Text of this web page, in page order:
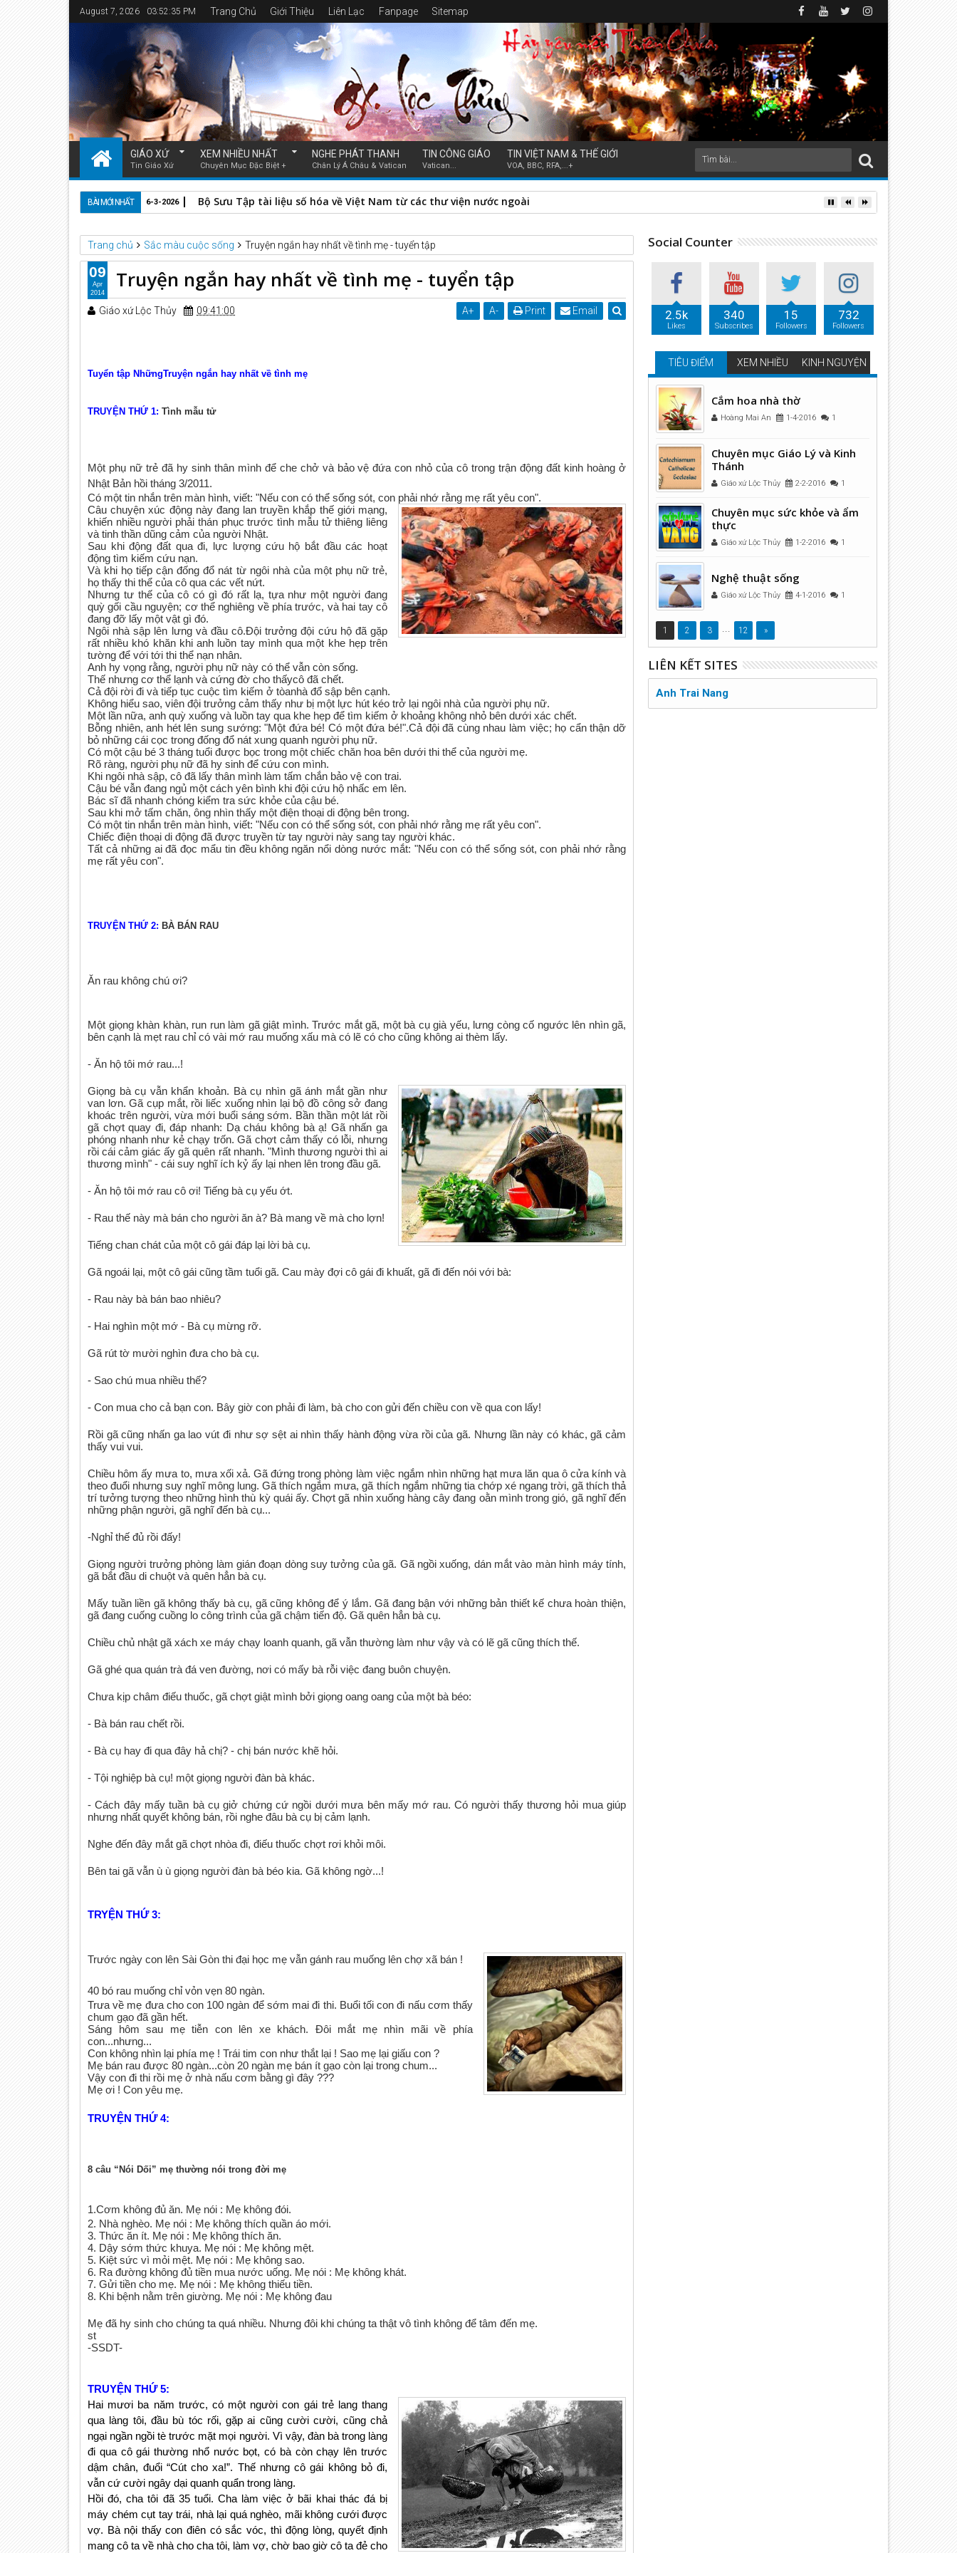
August 7, 2026 03:52:36 PM Trang Chủ Giới Thiệu Liên Lạc Fanpage Sitemap
GIÁO XỨ
Tin Giáo Xứ
XEM NHIỀU NHẤT
Chuyên Mục Đặc Biệt +
NGHE PHÁT THANH
Chân Lý Á Châu & Vatican
TIN CÔNG GIÁO
Vatican...
TIN VIỆT NAM & THẾ GIỚI
VOA, BBC, RFA,...+
BÀI MỚI NHẤT Bộ Sưu Tập tài liệu số hóa về Việt Nam từ các thư viện nước ngoài
6-3-2026
Trang chủ Sắc màu cuộc sống Truyện ngắn hay nhất về tình mẹ - tuyển tập
Truyện ngắn hay nhất về tình mẹ - tuyển tập
Giáo xứ Lộc Thủy 09:41:00 A+ A- Print Email
Tuyển tập NhữngTruyện ngắn hay nhất về tình mẹ
TRUYỆN THỨ 1: Tình mẫu tử
Một phụ nữ trẻ đã hy sinh thân mình để che chở và bảo vệ đứa con nhỏ của cô trong trận động đất kinh hoàng ở
Nhật Bản hồi tháng 3/2011.
Có một tin nhắn trên màn hình, viết: "Nếu con có thể sống sót, con phải nhớ rằng mẹ rất yêu con".
Câu chuyện xúc động này đang lan truyền khắp thế giới mạng,
khiến nhiều người phải thán phục trước tình mẫu tử thiêng liêng
và tinh thần dũng cảm của người Nhật.
Sau khi động đất qua đi, lực lượng cứu hộ bắt đầu các hoạt
động tìm kiếm cứu nạn.
Và khi họ tiếp cận đống đổ nát từ ngôi nhà của một phụ nữ trẻ,
họ thấy thi thể của cô qua các vết nứt.
Nhưng tư thế của cô có gì đó rất lạ, tựa như một người đang
quỳ gối cầu nguyện; cơ thể nghiêng về phía trước, và hai tay cô
đang đỡ lấy một vật gì đó.
Ngôi nhà sập lên lưng và đầu cô.Đội trưởng đội cứu hộ đã gặp
rất nhiều khó khăn khi anh luồn tay mình qua một khe hẹp trên
tường để với tới thi thể nạn nhân.
Anh hy vọng rằng, người phụ nữ này có thể vẫn còn sống.
Thế nhưng cơ thể lạnh và cứng đờ cho thấycô đã chết.
Cả đội rời đi và tiếp tục cuộc tìm kiếm ở tòanhà đổ sập bên cạnh.
Không hiểu sao, viên đội trưởng cảm thấy như bị một lực hút kéo trở lại ngôi nhà của người phụ nữ.
Một lần nữa, anh quỳ xuống và luồn tay qua khe hẹp để tìm kiếm ở khoảng không nhỏ bên dưới xác chết.
Bỗng nhiên, anh hét lên sung sướng: "Một đứa bé! Có một đứa bé!".Cả đội đã cùng nhau làm việc; họ cẩn thận dỡ
bỏ những cái cọc trong đống đổ nát xung quanh người phụ nữ.
Có một cậu bé 3 tháng tuổi được bọc trong một chiếc chăn hoa bên dưới thi thể của người mẹ.
Rõ ràng, người phụ nữ đã hy sinh để cứu con mình.
Khi ngôi nhà sập, cô đã lấy thân mình làm tấm chắn bảo vệ con trai.
Cậu bé vẫn đang ngủ một cách yên bình khi đội cứu hộ nhấc em lên.
Bác sĩ đã nhanh chóng kiểm tra sức khỏe của cậu bé.
Sau khi mở tấm chăn, ông nhìn thấy một điện thoại di động bên trong.
Có một tin nhắn trên màn hình, viết: "Nếu con có thể sống sót, con phải nhớ rằng mẹ rất yêu con".
Chiếc điện thoại di động đã được truyền từ tay người này sang tay người khác.
Tất cả những ai đã đọc mẩu tin đều không ngăn nổi dòng nước mắt: "Nếu con có thể sống sót, con phải nhớ rằng
mẹ rất yêu con".
TRUYỆN THỨ 2: BÀ BÁN RAU
Ăn rau không chú ơi?
Một giọng khàn khàn, run run làm gã giật mình. Trước mắt gã, một bà cụ già yếu, lưng còng cố ngước lên nhìn gã,
bên cạnh là mẹt rau chỉ có vài mớ rau muống xấu mà có lẽ có cho cũng không ai thèm lấy.
- Ăn hộ tôi mớ rau...!
Giọng bà cụ vẫn khẩn khoản. Bà cụ nhìn gã ánh mắt gần như
van lơn. Gã cụp mắt, rồi liếc xuống nhìn lại bộ đồ công sở đang
khoác trên người, vừa mới buổi sáng sớm. Bần thần một lát rồi
gã chợt quay đi, đáp nhanh: Dạ cháu không bà ạ! Gã nhấn ga
phóng nhanh như kẻ chạy trốn. Gã chợt cảm thấy có lỗi, nhưng
rồi cái cảm giác ấy gã quên rất nhanh. "Mình thương người thì ai
thương mình" - cái suy nghĩ ích kỷ ấy lại nhen lên trong đầu gã.
- Ăn hộ tôi mớ rau cô ơi! Tiếng bà cụ yếu ớt.
- Rau thế này mà bán cho người ăn à? Bà mang về mà cho lợn!
Tiếng chan chát của một cô gái đáp lại lời bà cụ.
Gã ngoái lại, một cô gái cũng tầm tuổi gã. Cau mày đợi cô gái đi khuất, gã đi đến nói với bà:
- Rau này bà bán bao nhiêu?
- Hai nghìn một mớ - Bà cụ mừng rỡ.
Gã rút tờ mười nghìn đưa cho bà cụ.
- Sao chú mua nhiều thế?
- Con mua cho cả bạn con. Bây giờ con phải đi làm, bà cho con gửi đến chiều con về qua con lấy!
Rồi gã cũng nhấn ga lao vút đi như sợ sệt ai nhìn thấy hành động vừa rồi của gã. Nhưng lần này có khác, gã cảm
thấy vui vui.
Chiều hôm ấy mưa to, mưa xối xả. Gã đứng trong phòng làm việc ngắm nhìn những hạt mưa lăn qua ô cửa kính và
theo đuổi nhưng suy nghĩ mông lung. Gã thích ngắm mưa, gã thích ngắm những tia chớp xé ngang trời, gã thích thả
trí tưởng tượng theo những hình thù kỳ quái ấy. Chợt gã nhìn xuống hàng cây đang oằn mình trong gió, gã nghĩ đến
những phận người, gã nghĩ đến bà cụ...
-Nghỉ thế đủ rồi đấy!
Giọng người trưởng phòng làm gián đoạn dòng suy tưởng của gã. Gã ngồi xuống, dán mắt vào màn hình máy tính,
gã bắt đầu di chuột và quên hẳn bà cụ.
Mấy tuần liền gã không thấy bà cụ, gã cũng không để ý lắm. Gã đang bận với những bản thiết kế chưa hoàn thiện,
gã đang cuống cuồng lo công trình của gã chậm tiến độ. Gã quên hẳn bà cụ.
Chiều chủ nhật gã xách xe máy chạy loanh quanh, gã vẫn thường làm như vậy và có lẽ gã cũng thích thế.
Gã ghé qua quán trà đá ven đường, nơi có mấy bà rỗi việc đang buôn chuyện.
Chưa kịp châm điếu thuốc, gã chợt giật mình bởi giọng oang oang của một bà béo:
- Bà bán rau chết rồi.
- Bà cụ hay đi qua đây hả chị? - chị bán nước khẽ hỏi.
- Tội nghiệp bà cụ! một giọng người đàn bà khác.
- Cách đây mấy tuần bà cụ giở chứng cứ ngồi dưới mưa bên mấy mớ rau. Có người thấy thương hỏi mua giúp
nhưng nhất quyết không bán, rồi nghe đâu bà cụ bị cảm lạnh.
Nghe đến đây mắt gã chợt nhòa đi, điếu thuốc chợt rơi khỏi môi.
Bên tai gã vẫn ù ù giọng người đàn bà béo kia. Gã không ngờ...!
TRYỆN THỨ 3:
Trước ngày con lên Sài Gòn thi đại học mẹ vẫn gánh rau muống lên chợ xã bán !
40 bó rau muống chỉ vỏn vẹn 80 ngàn.
Trưa về mẹ đưa cho con 100 ngàn để sớm mai đi thi. Buổi tối con đi nấu cơm thấy
chum gạo đã gần hết.
Sáng hôm sau mẹ tiễn con lên xe khách. Đôi mắt mẹ nhìn mãi về phía
con...nhưng...
Con không nhìn lại phía mẹ ! Trái tim con như thắt lại ! Sao mẹ lại giấu con ?
Mẹ bán rau được 80 ngàn...còn 20 ngàn mẹ bán ít gạo còn lại trong chum...
Vậy con đi thi rồi mẹ ở nhà nấu cơm bằng gì đây ???
Mẹ ơi ! Con yêu mẹ.
TRUYỆN THỨ 4:
8 câu “Nói Dối” mẹ thường nói trong đời mẹ
1.Cơm không đủ ăn. Mẹ nói : Mẹ không đói.
2. Nhà nghèo. Mẹ nói : Mẹ không thích quần áo mới.
3. Thức ăn ít. Mẹ nói : Mẹ không thích ăn.
4. Dậy sớm thức khuya. Mẹ nói : Mẹ không mệt.
5. Kiệt sức vì mỏi mệt. Mẹ nói : Mẹ không sao.
6. Ra đường không đủ tiền mua nước uống. Mẹ nói : Mẹ không khát.
7. Gửi tiền cho mẹ. Mẹ nói : Mẹ không thiếu tiền.
8. Khi bệnh nằm trên giường. Mẹ nói : Mẹ không đau
Mẹ đã hy sinh cho chúng ta quá nhiều. Nhưng đôi khi chúng ta thật vô tình không để tâm đến mẹ.
st
-SSDT-
TRUYỆN THỨ 5:
Hai mươi ba năm trước, có một người con gái trẻ lang thang
qua làng tôi, đầu bù tóc rối, gặp ai cũng cười cười, cũng chả
ngại ngần ngồi tè trước mặt mọi người. Vì vậy, đàn bà trong làng
đi qua cô gái thường nhổ nước bọt, có bà còn chạy lên trước
dậm chân, đuổi “Cút cho xa!”. Thế nhưng cô gái không bỏ đi,
vẫn cứ cười ngây dại quanh quẩn trong làng.
Hồi đó, cha tôi đã 35 tuổi. Cha làm việc ở bãi khai thác đá bị
máy chém cụt tay trái, nhà lại quá nghèo, mãi không cưới được
vợ. Bà nội thấy con điên có sắc vóc, thì động lòng, quyết định
mang cô ta về nhà cho cha tôi, làm vợ, chờ bao giờ cô ta đẻ cho
09
Apr
2014
Social Counter
2.5k
Likes
340
Subscribes
15
Followers
732
Followers
TIÊU ĐIỂM XEM NHIỀU KINH NGUYỆN
Cắm hoa nhà thờ
Hoàng Mai An 1-4-2016 1
Chuyên mục Giáo Lý và Kinh
Thánh
Giáo xứ Lộc Thủy 2-2-2016 1
Chuyên mục sức khỏe và ẩm
thực
Giáo xứ Lộc Thủy 1-2-2016 1
Nghệ thuật sống
Giáo xứ Lộc Thủy 4-1-2016 1
1 2 3 ... 12 »
LIÊN KẾT SITES
Anh Trai Nang